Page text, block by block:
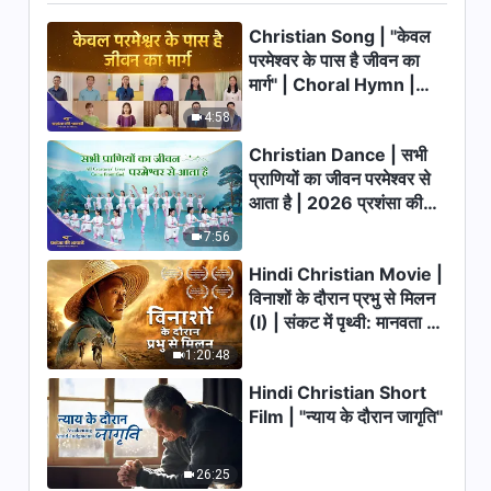
5:40
द्वारा | Hindi Christian Song
With Lyrics
4:30
देहधारी मानव पुत्र स्वयं परमेश्वर है |
Hindi Christian Song With
Lyrics
7:48
विजय कार्य का सार | Hindi
Christian Song With Lyrics
6:04
मसीह की वापसी का स्वागत तुम कैसे
करोगे? | Hindi Christian Song
With Lyrics
परमेश्वर इंसानी दुनिया के अन्याय को दूर
करेगा | Hindi Christian Song
4:58
Christian Song | "केवल
परमेश्वर के पास है जीवन का
मार्ग" | Choral Hymn |
7:56
Christian Dance | सभी
प्राणियों का जीवन परमेश्वर से
आता है | 2026 प्रशंसा की
1:20:48
Hindi Christian Movie |
विनाशों के दौरान प्रभु से मिलन
(I) | संकट में पृथ्वी: मानवता का
26:25
Hindi Christian Short
Film | "न्याय के दौरान जागृति"